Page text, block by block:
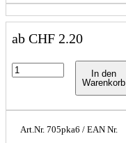
ab CHF 2.20
In den
Warenkorb
Art.Nr. 705pka6 / EAN Nr.